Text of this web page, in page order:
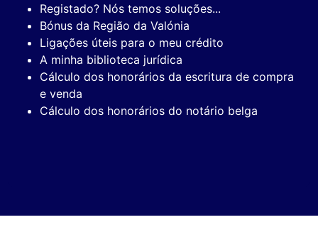
Registado? Nós temos soluções...
Bónus da Região da Valónia
Ligações úteis para o meu crédito
A minha biblioteca jurídica
Cálculo dos honorários da escritura de compra
e venda
Cálculo dos honorários do notário belga